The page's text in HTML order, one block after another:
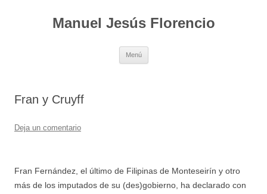
Manuel Jesús Florencio
Menú
Fran y Cruyff
Deja un comentario
Fran Fernández, el último de Filipinas de Monteseirín y otro
más de los imputados de su (des)gobierno, ha declarado con